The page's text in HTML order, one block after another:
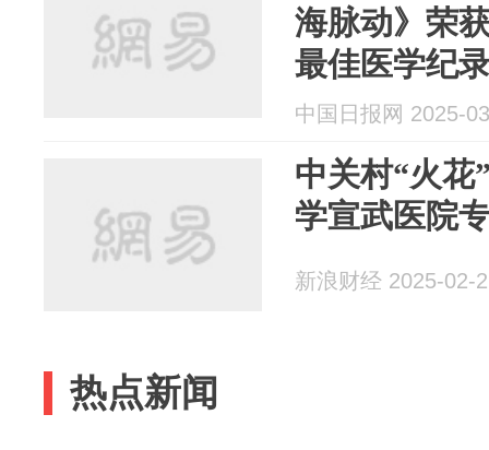
海脉动》荣
最佳医学纪
中国日报网 2025-
中关村“火花
学宣武医院
新浪财经 2025-02-
热点新闻